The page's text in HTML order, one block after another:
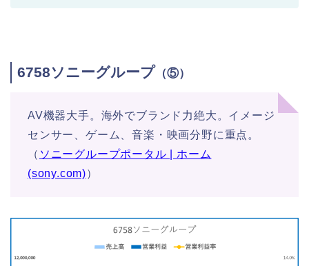
6758ソニーグループ （⑤）
AV機器大手。海外でブランド力絶大。イメージ
センサー、ゲーム、音楽・映画分野に重点。
（ ソニーグループポータル | ホーム
(sony.com)）